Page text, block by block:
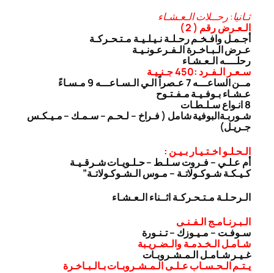
ثـانيا: رحــلات الـعـشـاء
الـعـرض رقم ( 2 )
أجـمـل وافـخـم رحـلـة نـيـلـيـة مـتـحـركـة
عـرض الـبـاخـرة الـفـرعـونـيـة
رحلــــه الـعـشـاء
سـعـر الـفـرد :450 جـنـيـة
مــن الساعـــه 7 عـصراً الـي الـسـاعـــه 9 مـسـاءً
عـشـاء بـوفـيـة مـفـتـوح
8 انـواع سـلـطـات
شـوربـةالبوفية شامل ( فـراخ – لـحـم – سـمـك – مـيـكـس
جـريـل)
الـحـلـو اخـتـيـار بـيـن :
أم عـلـي – فـروت سـلـط – حـلـويـات شـرقـيـة
كـيـكـة شـوكـولاتـة – مـوس الـشـوكـولاتـة”
الـرحـلـة مـتـحـركـة اثــناء الـعـشـاء
الـبـرنـامـج الـفـنـى
سـوفـت – مـيـوزك – تـنـورة
شـامـل الـخـدمـة والـضـريـبة
غـيـر شـامـل الـمـشـروبـات
يـتـم الـحـسـاب عـلـى الـمـشـروبـات بـالـبـاخـرة